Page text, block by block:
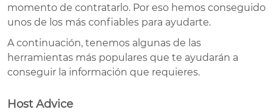
momento de contratarlo. Por eso hemos conseguido
unos de los más confiables para ayudarte.
A continuación, tenemos algunas de las
herramientas más populares que te ayudarán a
conseguir la información que requieres.
Host Advice